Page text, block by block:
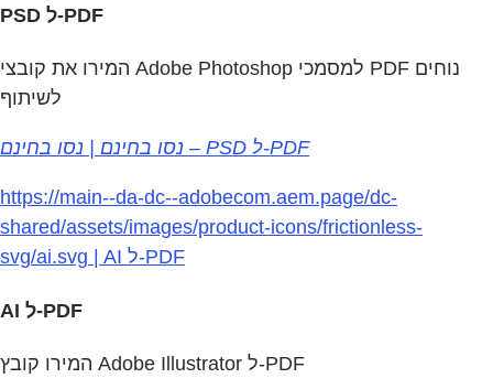
PSD ל‏-PDF
המירו את קובצי Adobe Photoshop למסמכי PDF נוחים
לשיתוף
נסו בחינם | נסו בחינם – PSD ל‏-PDF
https://main--da-dc--adobecom.aem.page/dc-
shared/assets/images/product-icons/frictionless-
svg/ai.svg | AI ל‏-PDF
AI ל‏-PDF
המירו קובץ Adobe Illustrator ל‑PDF